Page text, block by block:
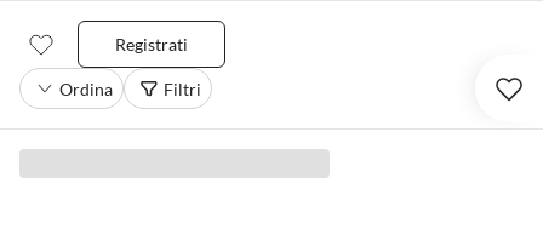
Registrati
Ordina Filtri